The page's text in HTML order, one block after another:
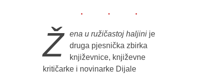
Ž ena u ružičastoj haljinije
druga pjesnička zbirka
književnice, književne
kritičarke i novinarke Dijale